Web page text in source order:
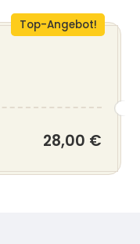
Top-Angebot!
28,00 €